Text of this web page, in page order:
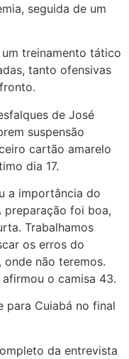
seguida de um
treinamento tático
tanto ofensivas
de José
suspensão
cartão amarelo
dia 17.
a importância do
preparação foi boa,
Trabalhamos
os erros do
não teremos.
o camisa 43.
para Cuiabá no final
da entrevista